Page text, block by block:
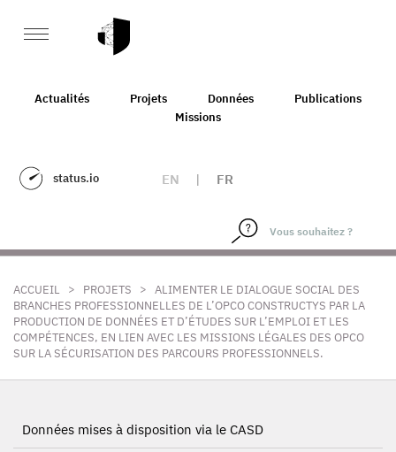
Actualités Projets Données
Publications
Missions
status.io EN | FR
ACCUEIL > PROJETS > ALIMENTER LE DIALOGUE SOCIAL DES
BRANCHES PROFESSIONNELLES DE L’OPCO CONSTRUCTYS PAR LA
PRODUCTION DE DONNÉES ET D’ÉTUDES SUR L’EMPLOI ET LES
COMPÉTENCES, EN LIEN AVEC LES MISSIONS LÉGALES DES OPCO
SUR LA SÉCURISATION DES PARCOURS PROFESSIONNELS.
Données mises à disposition via le CASD